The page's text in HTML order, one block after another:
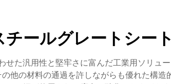
ールグレートシート
た汎用性と堅牢さに富んだ工業用ソリュ
他の材料の通過を許しながらも優れた構造